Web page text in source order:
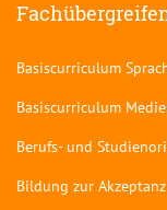
Basiscurriculum
Basiscurriculum
Berufs- und
Bildung zur